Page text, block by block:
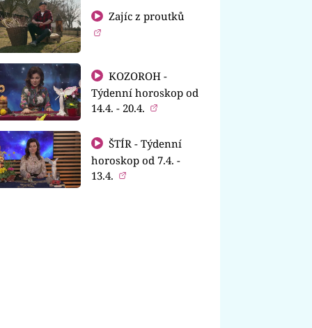
Zajíc z proutků
KOZOROH -
Týdenní horoskop od
14.4. - 20.4.
ŠTÍR - Týdenní
horoskop od 7.4. -
13.4.